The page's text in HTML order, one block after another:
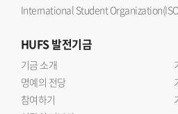
International Student
HUFS발전기금
기금 소개
명예의 전당
참여하기